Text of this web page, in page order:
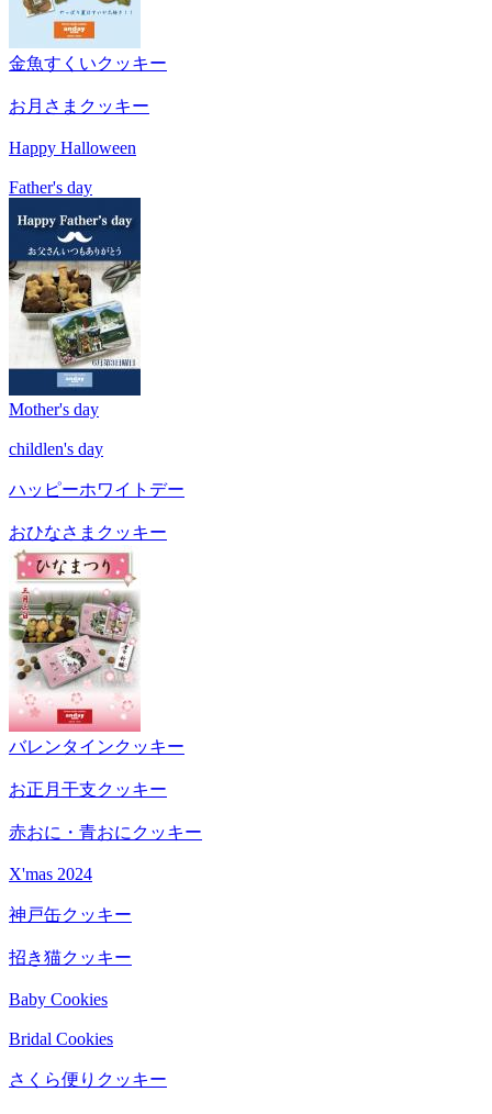
金魚すくいクッキー
お月さまクッキー
Happy Halloween
Father's day
Mother's day
childlen's day
ハッピーホワイトデー
おひなさまクッキー
バレンタインクッキー
お正月干支クッキー
赤おに・青おにクッキー
X'mas 2024
神戸缶クッキー
招き猫クッキー
Baby Cookies
Bridal Cookies
さくら便りクッキー